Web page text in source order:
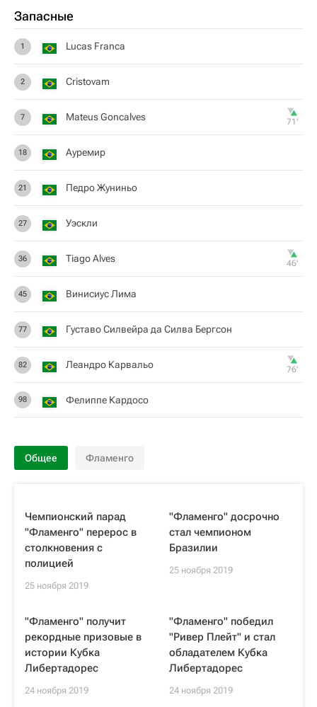
Запасные
1 Lucas Franca
2 Cristovam
7 Mateus Goncalves 71‎’‎
18 Ауремир
21 Педро Жуниньо
27 Уэскли
36 Tiago Alves 46‎’‎
45 Винисиус Лима
77 Густаво Силвейра да Силва Бергсон
82 Леандро Карвальо 76‎’‎
98 Фелиппе Кардосо
Общее Фламенго
Чемпионский парад
"Фламенго" перерос в
столкновения с
полицией
25 ноября 2019
"Фламенго" досрочно
стал чемпионом
Бразилии
25 ноября 2019
"Фламенго" получит
рекордные призовые в
истории Кубка
Либертадорес
24 ноября 2019
"Фламенго" победил
"Ривер Плейт" и стал
обладателем Кубка
Либертадорес
24 ноября 2019